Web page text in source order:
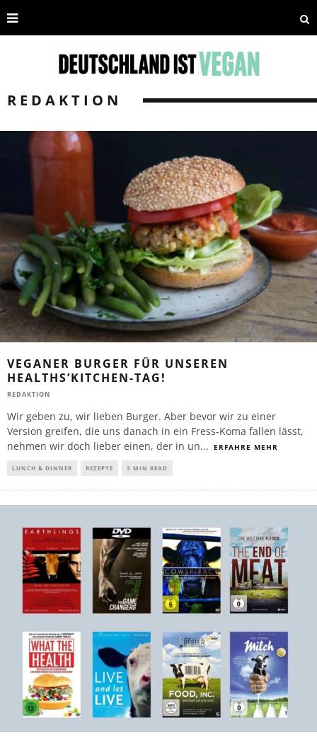
REDAKTION
VEGANER BURGER FÜR UNSEREN
HEALTHS’KITCHEN-TAG!
REDAKTION
Wir geben zu, wir lieben Burger. Aber bevor wir zu einer
Version greifen, die uns danach in ein Fress-Koma fallen lässt,
nehmen wir doch lieber einen, der in un... ERFAHRE MEHR
LUNCH & DINNER REZEPTE 3 MIN READ